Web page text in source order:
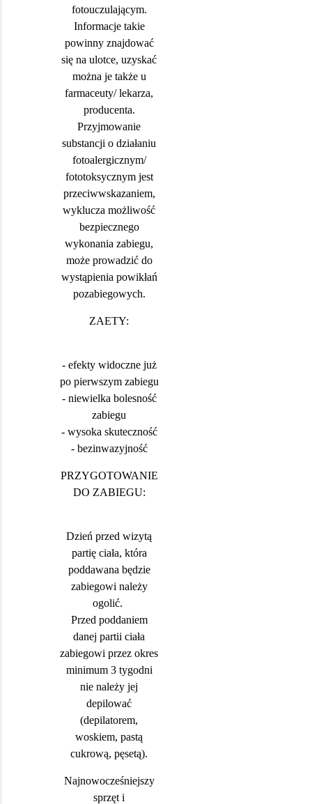
fotouczulającym.
Informacje takie
powinny znajdować
się na ulotce, uzyskać
można je także u
farmaceuty/ lekarza,
producenta.
Przyjmowanie
substancji o działaniu
fotoalergicznym/
fototoksycznym jest
przeciwwskazaniem,
wyklucza możliwość
bezpiecznego
wykonania zabiegu,
może prowadzić do
wystąpienia powikłań
pozabiegowych.
ZAETY:
- efekty widoczne już
po pierwszym zabiegu
- niewielka bolesność
zabiegu
- wysoka skuteczność
- bezinwazyjność
PRZYGOTOWANIE
DO ZABIEGU:
Dzień przed wizytą
partię ciała, która
poddawana będzie
zabiegowi należy
ogolić.
Przed poddaniem
danej partii ciała
zabiegowi przez okres
minimum 3 tygodni
nie należy jej
depilować
(depilatorem,
woskiem, pastą
cukrową, pęsetą).
Najnowocześniejszy
sprzęt i